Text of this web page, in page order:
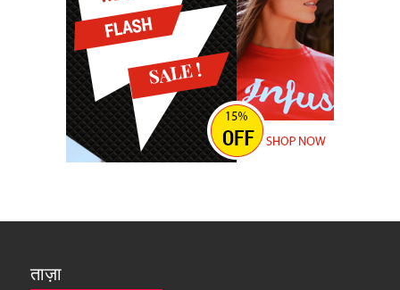
ताज़ा